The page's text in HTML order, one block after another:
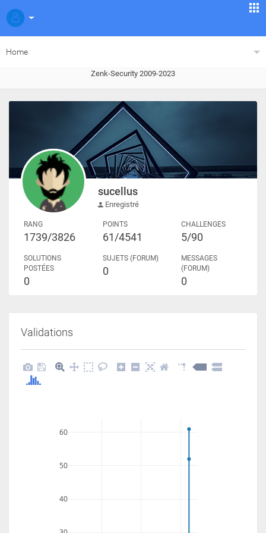
Home
Zenk-Security 2009-2023
sucellus
Enregistré
RANG
1739/3826
POINTS
61/4541
CHALLENGES
5/90
SOLUTIONS
POSTÉES
0
SUJETS (FORUM)
0
MESSAGES
(FORUM)
0
Validations
40
50
60